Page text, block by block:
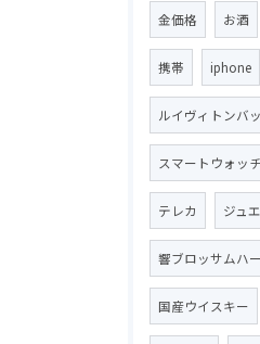
金価格 お酒
携帯 iphone
ルイヴィトンバ
スマートウォッチ
テレカ ジュ
響ブロッサムハ
国産ウイスキー